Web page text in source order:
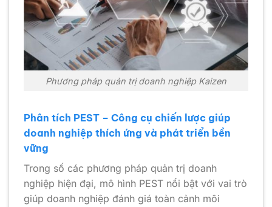
Phương pháp quản trị doanh nghiệp Kaizen
Phân tích PEST – Công cụ chiến lược giúp
doanh nghiệp thích ứng và phát triển bền
vững
Trong số các phương pháp quản trị doanh
nghiệp hiện đại, mô hình PEST nổi bật với vai trò
giúp doanh nghiệp đánh giá toàn cảnh môi